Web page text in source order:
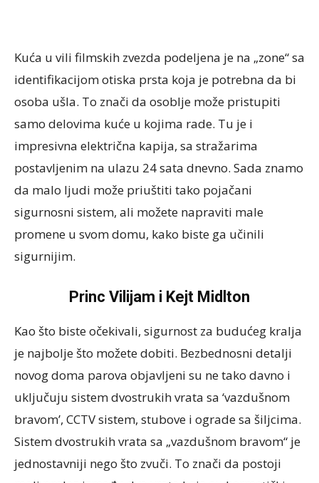
Kuća u vili filmskih zvezda podeljena je na „zone“ sa
identifikacijom otiska prsta koja je potrebna da bi
osoba ušla. To znači da osoblje može pristupiti
samo delovima kuće u kojima rade. Tu je i
impresivna električna kapija, sa stražarima
postavljenim na ulazu 24 sata dnevno. Sada znamo
da malo ljudi može priuštiti tako pojačani
sigurnosni sistem, ali možete napraviti male
promene u svom domu, kako biste ga učinili
sigurnijim.
Princ Vilijam i Kejt Midlton
Kao što biste očekivali, sigurnost za budućeg kralja
je najbolje što možete dobiti. Bezbednosni detalji
novog doma parova objavljeni su ne tako davno i
uključuju sistem dvostrukih vrata sa ‘vazdušnom
bravom’, CCTV sistem, stubove i ograde sa šiljcima.
Sistem dvostrukih vrata sa „vazdušnom bravom“ je
jednostavniji nego što zvuči. To znači da postoji